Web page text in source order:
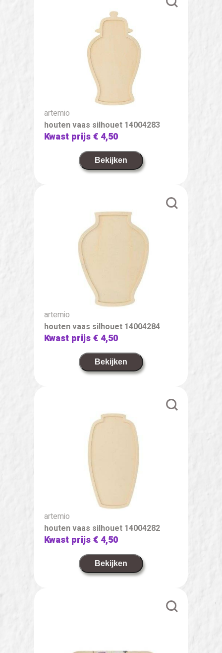
artemio
houten vaas silhouet 14004283
Kwast prijs€ 4,50
Bekijken
artemio
houten vaas silhouet 14004284
Kwast prijs€ 4,50
Bekijken
artemio
houten vaas silhouet 14004282
Kwast prijs€ 4,50
Bekijken